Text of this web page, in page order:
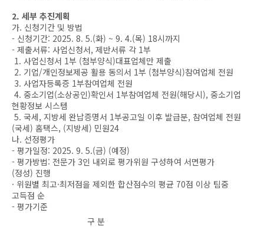
2. 세부 추진계획
가. 신청기간 및 방법
- 신청기간: 2025. 8. 5.(화) ~ 9. 4.(목) 18시까지
- 제출서류: 사업신청서, 제반서류 각 1부
1. 사업신청서 1부 (첨부양식)대표업체만 제출
2. 기업/개인정보제공 활용 동의서 1부 (첨부양식)참여업체 전원
3. 사업자등록증 1부참여업체 전원
4. 중소기업(소상공인)확인서 1부참여업체 전원(해당시), 중소기업
현황정보 시스템
5. 국세, 지방세 완납증명서 1부공고일 이후 발급분, 참여업체 전원
(국세) 홈택스, (지방세) 민원24
나. 선정평가
- 평가일정: 2025. 9. 5.(금) (예정)
- 평가방법: 전문가 3인 내외로 평가위원 구성하여 서면평가
(정성) 진행
· 위원별 최고·최저점을 제외한 합산점수의 평균 70점 이상 팀중
고득점 순
- 평가기준
구 분